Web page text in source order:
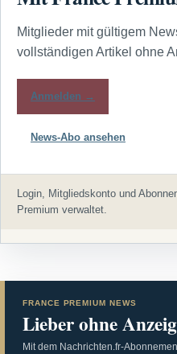
Mitglieder mit gültigem
vollständigen Artikel ohne
Anmelden →
News-Abo ansehen
Login, Mitgliedskonto und
Premium verwaltet.
FRANCE PREMIUM NEWS
Lieber ohne
Mit dem Nachrichten.fr-